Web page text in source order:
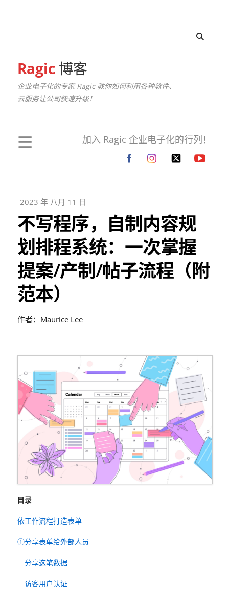
Ragic博客
企业电子化的专家 Ragic 教你如何利用各种软件、
云服务让公司快速升级！
加入 Ragic 企业电子化的行列！
2023 年 八月 11 日
不写程序，自制内容规
划排程系统：一次掌握
提案/产制/帖子流程（附
范本）
作者：Maurice Lee
目录
依工作流程打造表单
①分享表单给外部人员
分享这笔数据
访客用户认证